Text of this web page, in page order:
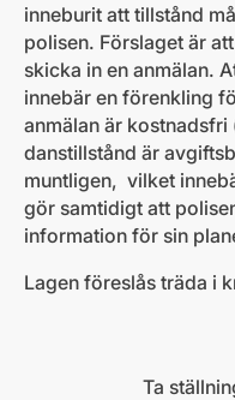
inneburit att tillstånd
polisen. Förslaget är
skicka in en anmälan.
innebär en förenkling
anmälan är
danstillstånd är
muntligen, vilket
gör samtidigt att
information för sin
Lagen föreslås träda i
Ta